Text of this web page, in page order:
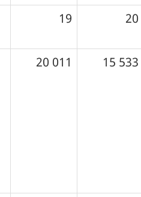
19 20
20 011 15 533